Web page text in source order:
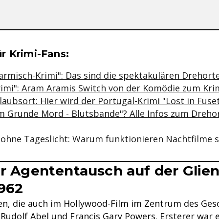
& Informationen zum Inhalt
Krimi-Fans:
Krimi": Das sind die spektakulären
Aram Aramis Switch von der Komödie zum
Hier wird der Portugal-Krimi "Lost in
Grunde Mord - Blutsbande"? Alle Infos zum
Tageslicht: Warum funktionieren Nachtfilme
Agententausch auf der
die auch im Hollywood-Film im Zentrum des
Abel und Francis Gary Powers. Ersterer war